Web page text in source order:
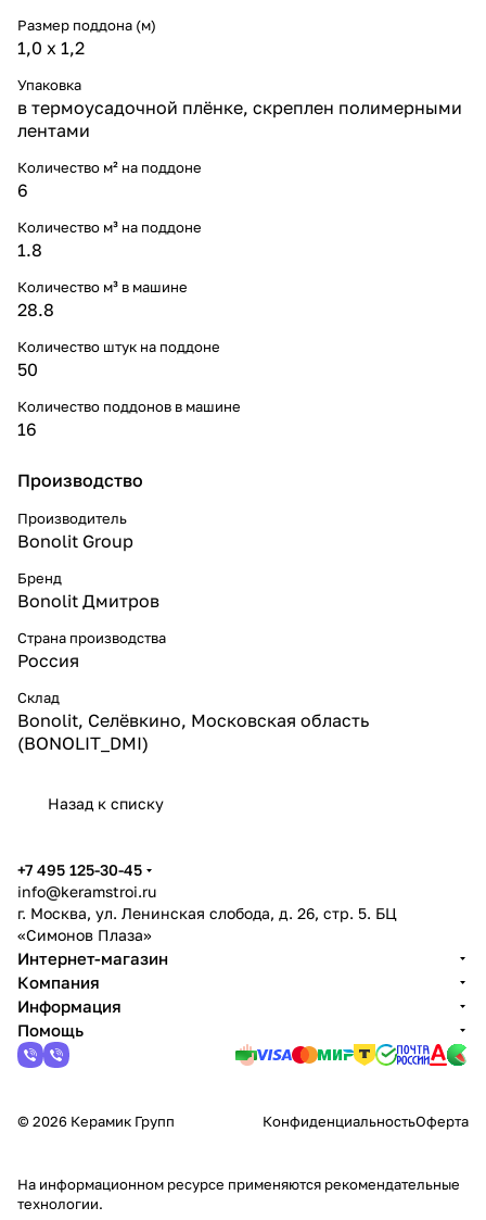
Размер поддона (м)
1,0 х 1,2
Упаковка
в термоусадочной плёнке, скреплен полимерными
лентами
Количество м² на поддоне
6
Количество м³ на поддоне
1.8
Количество м³ в машине
28.8
Количество штук на поддоне
50
Количество поддонов в машине
16
Производство
Производитель
Bonolit Group
Бренд
Bonolit Дмитров
Страна производства
Россия
Склад
Bonolit, Селёвкино, Московская область
(BONOLIT_DMI)
Назад к списку
+7 495 125-30-45
info@keramstroi.ru
г. Москва, ул. Ленинская слобода, д. 26, стр. 5. БЦ
«Симонов Плаза»
Интернет-магазин
Компания
Информация
Помощь
© 2026 Керамик Групп КонфиденциальностьОферта
На информационном ресурсе применяются рекомендательные
технологии.